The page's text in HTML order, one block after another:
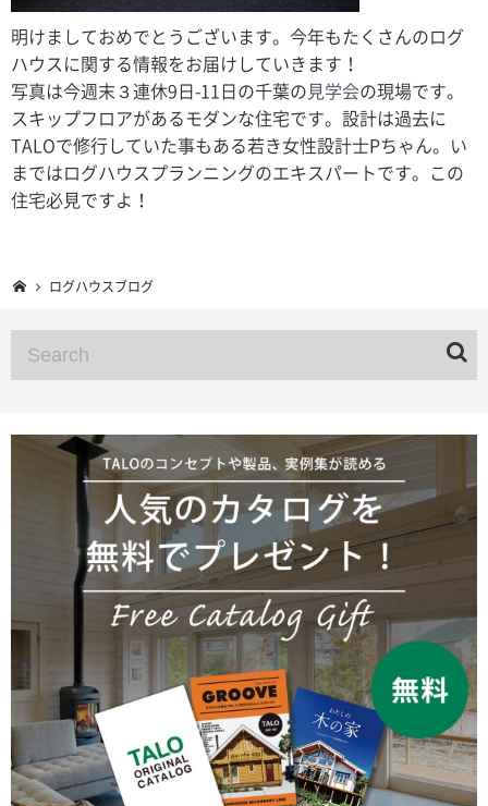
明けましておめでとうございます。今年もたくさんのログ
ハウスに関する情報をお届けしていきます！
写真は今週末３連休9日-11日の千葉の見学会の現場です。
スキップフロアがあるモダンな住宅です。設計は過去に
TALOで修行していた事もある若き女性設計士Pちゃん。い
まではログハウスプランニングのエキスパートです。この
住宅必見ですよ！
ログハウスブログ